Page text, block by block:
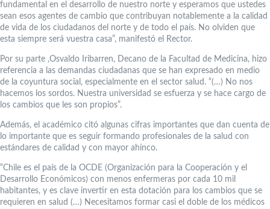
fundamental en el desarrollo de nuestro norte y esperamos que ustedes
sean esos agentes de cambio que contribuyan notablemente a la calidad
de vida de los ciudadanos del norte y de todo el país. No olviden que
esta siempre será vuestra casa”, manifestó el Rector.
Por su parte ,Osvaldo Iribarren, Decano de la Facultad de Medicina, hizo
referencia a las demandas ciudadanas que se han expresado en medio
de la coyuntura social, especialmente en el sector salud. “(…) No nos
hacemos los sordos. Nuestra universidad se esfuerza y se hace cargo de
los cambios que les son propios”.
Además, el académico citó algunas cifras importantes que dan cuenta de
lo importante que es seguir formando profesionales de la salud con
estándares de calidad y con mayor ahínco.
“Chile es el país de la OCDE (Organización para la Cooperación y el
Desarrollo Económicos) con menos enfermeras por cada 10 mil
habitantes, y es clave invertir en esta dotación para los cambios que se
requieren en salud (…) Necesitamos formar casi el doble de los médicos